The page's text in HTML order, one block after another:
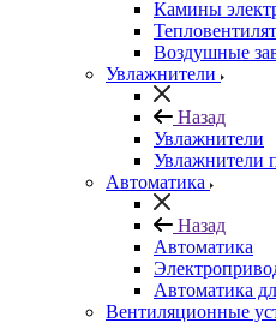
Камины
Воздушные
Увлажнители
Назад
Увлажнители
Увлажнители
Автоматика
Назад
Автоматика
Автоматика
Вентиляционные